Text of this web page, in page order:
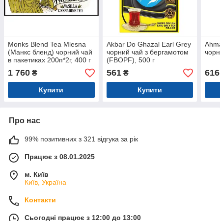
Monks Blend Tea Mlesna
(Манкс бленд) чорний чай
в пакетиках 200п*2г, 400 г
1 760 ₴
Купити
Akbar Do Ghazal Earl Grey
чорний чай з бергамотом
(FBOPF), 500 г
561₴
Купити
616
Про нас
99% позитивних з 321 відгука за рік
Працює з 08.01.2025
м. Київ
Київ, Україна
Контакти
Сьогодні працює з 12:00 до 13:00